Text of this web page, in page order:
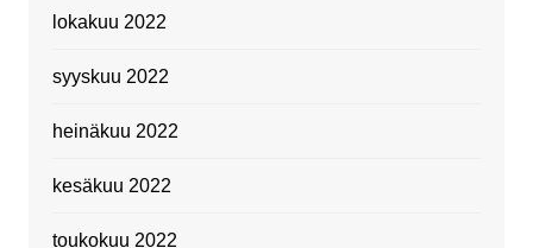
lokakuu 2022
syyskuu 2022
heinäkuu 2022
kesäkuu 2022
toukokuu 2022